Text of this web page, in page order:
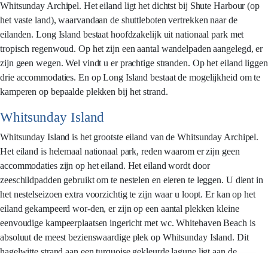
Whitsunday Archipel. Het eiland ligt het dichtst bij Shute Harbour (op
het vaste land), waarvandaan de shuttleboten vertrekken naar de
eilanden. Long Island bestaat hoofdzakelijk uit nationaal park met
tropisch regenwoud. Op het zijn een aantal wandelpaden aangelegd, er
zijn geen wegen. Wel vindt u er prachtige stranden. Op het eiland liggen
drie accommodaties. En op Long Island bestaat de mogelijkheid om te
kamperen op bepaalde plekken bij het strand.
Whitsunday Island
Whitsunday Island is het grootste eiland van de Whitsunday Archipel.
Het eiland is helemaal nationaal park, reden waarom er zijn geen
accommodaties zijn op het eiland. Het eiland wordt door
zeeschildpadden gebruikt om te nestelen en eieren te leggen. U dient in
het nestelseizoen extra voorzichtig te zijn waar u loopt. Er kan op het
eiland gekampeerd wor-den, er zijn op een aantal plekken kleine
eenvoudige kampeerplaatsen ingericht met wc. Whitehaven Beach is
absoluut de meest bezienswaardige plek op Whitsunday Island. Dit